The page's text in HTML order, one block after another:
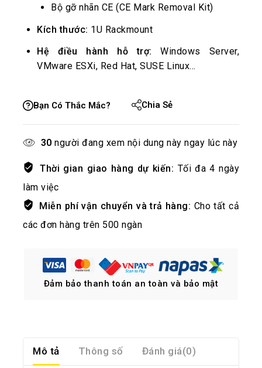
Bộ gỡ nhãn CE (CE Mark Removal Kit)
Kích thước: 1U Rackmount
Hệ điều hành hỗ trợ: Windows Server,
VMware ESXi, Red Hat, SUSE Linux…
Bạn Có Thắc Mắc? Chia Sẻ
30 người đang xem nội dung này ngay lúc này
Thời gian giao hàng dự kiến: Tối đa 4 ngày
làm việc
Miễn phí vận chuyển và trả hàng: Cho tất cả
các đơn hàng trên 500 ngàn
Đảm bảo thanh toán an toàn và bảo mật
Mô tả Thông số Đánh giá(0)